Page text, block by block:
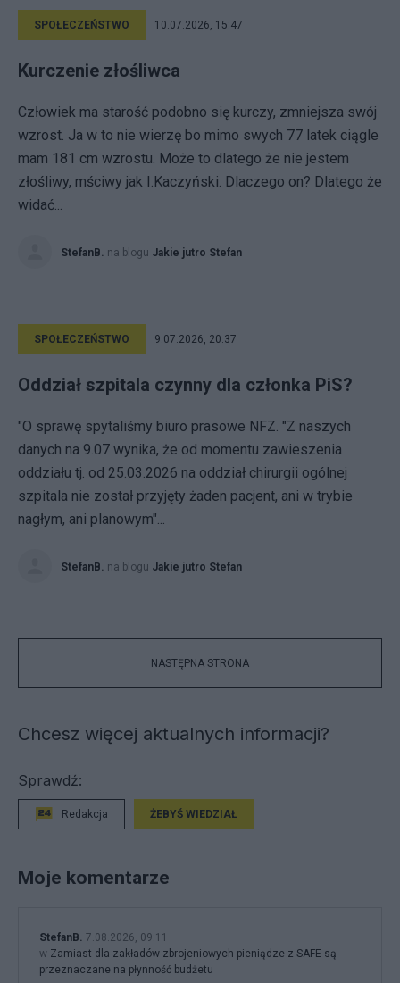
SPOŁECZEŃSTWO 10.07.2026, 15:47
Kurczenie złośliwca
Człowiek ma starość podobno się kurczy, zmniejsza swój
wzrost. Ja w to nie wierzę bo mimo swych 77 latek ciągle
mam 181 cm wzrostu. Może to dlatego że nie jestem
złośliwy, mściwy jak I.Kaczyński. Dlaczego on? Dlatego że
widać...
StefanB. na blogu Jakie jutro Stefan
SPOŁECZEŃSTWO 9.07.2026, 20:37
Oddział szpitala czynny dla członka PiS?
"O sprawę spytaliśmy biuro prasowe NFZ. "Z naszych
danych na 9.07 wynika, że od momentu zawieszenia
oddziału tj. od 25.03.2026 na oddział chirurgii ogólnej
szpitala nie został przyjęty żaden pacjent, ani w trybie
nagłym, ani planowym"...
StefanB. na blogu Jakie jutro Stefan
NASTĘPNA STRONA
Chcesz więcej aktualnych informacji?
Sprawdź:
Redakcja ŻEBYŚ WIEDZIAŁ
Moje komentarze
StefanB. 7.08.2026, 09:11
w Zamiast dla zakładów zbrojeniowych pieniądze z SAFE są
przeznaczane na płynność budżetu